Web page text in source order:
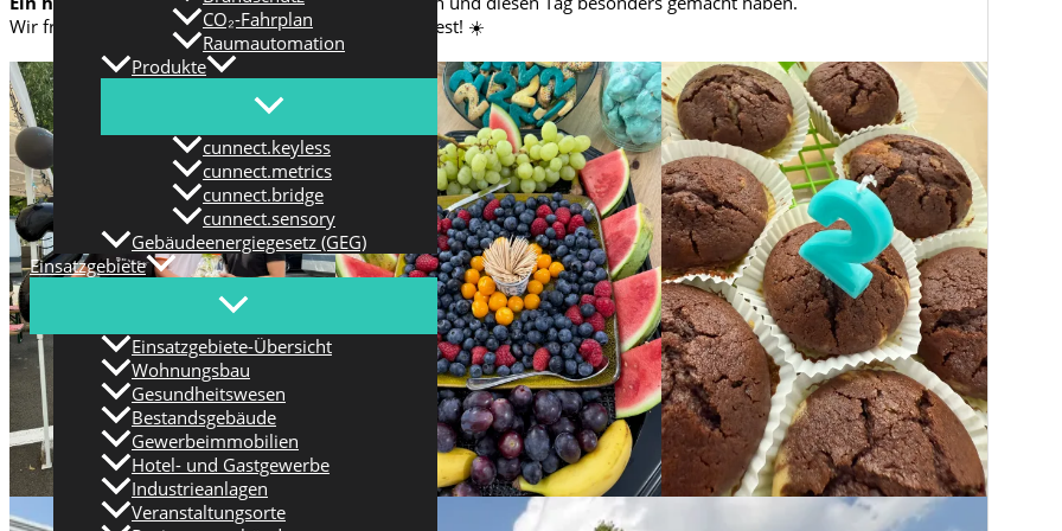
CO₂-Fahrplan
Raumautomation
Produkte
cunnect.keyless
cunnect.metrics
cunnect.bridge
cunnect.sensory
Gebäudeenergiegesetz (GEG)
Einsatzgebiete
Einsatzgebiete-Übersicht
Wohnungsbau
Gesundheitswesen
Bestandsgebäude
Gewerbeimmobilien
Hotel- und Gastgewerbe
Industrieanlagen
Veranstaltungsorte
Wir freuen uns schon jetzt auf das nächste Sommerfest! ☀️